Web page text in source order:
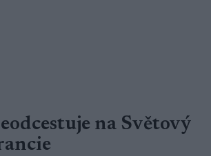
na Světový